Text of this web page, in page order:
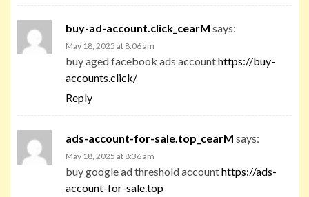
buy-ad-account.click_cearM says:
May 18, 2025 at 8:06 am
buy aged facebook ads accounthttps://buy-
accounts.click/
Reply
ads-account-for-sale.top_cearM says:
May 18, 2025 at 8:36 am
buy google ad threshold accounthttps://ads-
account-for-sale.top